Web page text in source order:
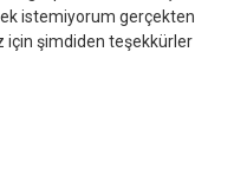
istemiyorum gerçekten
için şimdiden teşekkürler